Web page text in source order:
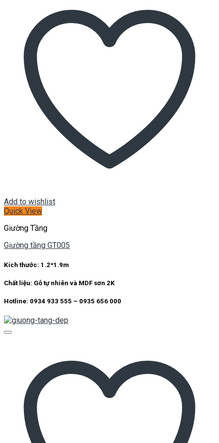
Add to wishlist
Quick View
Giường Tầng
Giường tầng GT005
Kích thước: 1.2*1.9m
Chất liệu: Gỗ tự nhiên và MDF sơn 2K
Hotline: 0934 933 555 – 0935 656 000